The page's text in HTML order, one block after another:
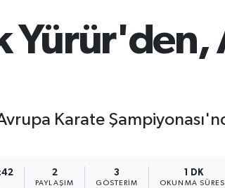
Yürür'den,
Karate
2
PAYLAŞIM
3
GÖSTERIM
1 DK
OKUNMA SÜRESI